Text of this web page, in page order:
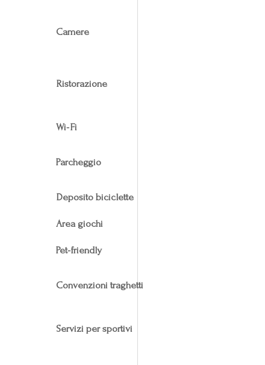
Camere
Ristorazione
Wi‑Fi
Parcheggio
Deposito biciclette
Area giochi
Pet‑friendly
Convenzioni traghetti
Servizi per sportivi